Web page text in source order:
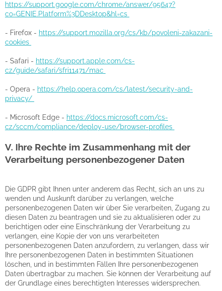
https://support.google.com/chrome/answer/95647?
co=GENIE.Platform%3DDesktop&hl=cs
- Firefox - https://support.mozilla.org/cs/kb/povoleni-zakazani-
cookies
- Safari - https://support.apple.com/cs-
cz/guide/safari/sfri11471/mac
- Opera - https://help.opera.com/cs/latest/security-and-
privacy/
- Microsoft Edge - https://docs.microsoft.com/cs-
cz/sccm/compliance/deploy-use/browser-profiles
V. Ihre Rechte im Zusammenhang mit der
Verarbeitung personenbezogener Daten
Die GDPR gibt Ihnen unter anderem das Recht, sich an uns zu
wenden und Auskunft darüber zu verlangen, welche
personenbezogenen Daten wir über Sie verarbeiten, Zugang zu
diesen Daten zu beantragen und sie zu aktualisieren oder zu
berichtigen oder eine Einschränkung der Verarbeitung zu
verlangen, eine Kopie der von uns verarbeiteten
personenbezogenen Daten anzufordern, zu verlangen, dass wir
Ihre personenbezogenen Daten in bestimmten Situationen
löschen, und in bestimmten Fällen Ihre personenbezogenen
Daten übertragbar zu machen. Sie können der Verarbeitung auf
der Grundlage eines berechtigten Interesses widersprechen.